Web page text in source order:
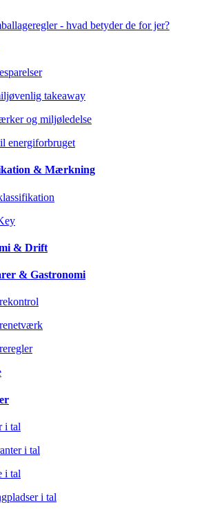
- hvad betyder de for jer?
takeaway
og miljøledelse
energiforbruget
& Mærkning
& Drift
& Gastronomi
i tal
i tal
i tal
i tal